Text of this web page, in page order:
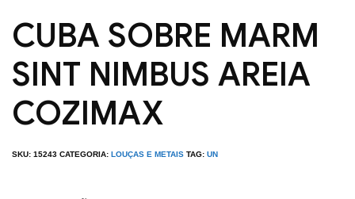
CUBA SOBRE MARM
SINT NIMBUS AREIA
COZIMAX
SKU: 15243 CATEGORIA: LOUÇAS E METAIS TAG: UN